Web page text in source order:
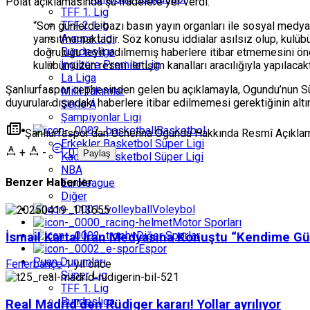
TFF 1. Lig
TFF 2. Lig
Avrupa Ligi
Bundesliga
İngiltere Premier Lig
La Liga
Milli Takımlar
Serie A
Şampiyonlar Ligi
Basketbol
Erkekler Basketbol Süper Ligi
Kadınlar Basketbol Süper Ligi
NBA
Euroleague
Diğer
Voleybol
Motor Sporları
Diğer Sporlar
Espor
Puan Durumları
Süper Lig
TFF 1. Lig
Bundesliga
“Son günlerde bazı basın yayın organları ile sosyal
yansıtmamaktadır. Söz konusu iddialar asılsız olup,
doğruluğu teyit edilmemiş haberlere itibar etmemesini
kulübümüzün resmi iletişim kanalları aracılığıyla
Şanlıurfaspor cephesinden gelen bu açıklamayla,
duyurular dışındaki haberlere itibar edilmemesi gerektiğinin
Şanlıurfaspor’dan Uchenna Ogundu Hakkında Resmî
+
- 0 Paylaş
Benzer Haberler
İsmail Kartal İran Medyasına Konuştu “Kendime
Fenerbahçe 1 yıl önce
Real Madrid’den Rüdiger kararı! Yollar ayrılıyor